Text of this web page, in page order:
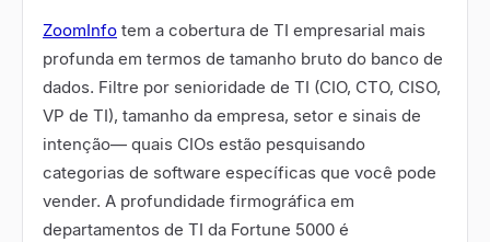
ZoomInfo tem a cobertura de TI empresarial mais
profunda em termos de tamanho bruto do banco de
dados. Filtre por senioridade de TI (CIO, CTO, CISO,
VP de TI), tamanho da empresa, setor e sinais de
intenção— quais CIOs estão pesquisando
categorias de software específicas que você pode
vender. A profundidade firmográfica em
departamentos de TI da Fortune 5000 é